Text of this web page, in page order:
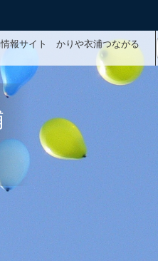
報サイト かりや衣浦つながる